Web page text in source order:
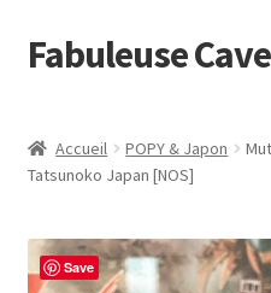
Aller
à
navigation
Aller
au
Fabuleuse
En boutique
Superflat Museum Murakami
Accueil POPY & Japon
Tatsunoko Japan [NOS]
Save